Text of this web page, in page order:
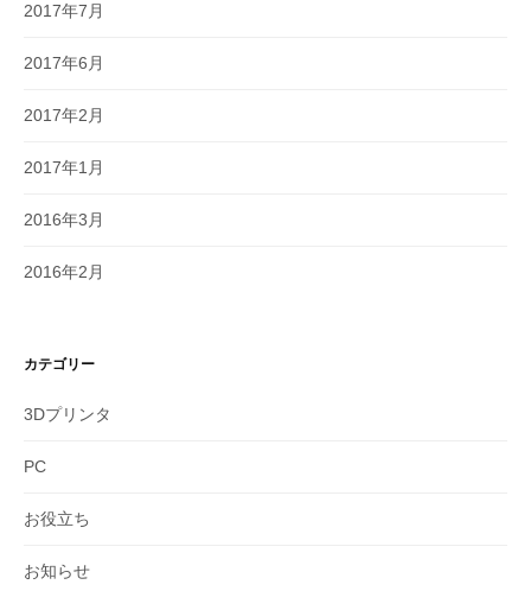
2017年7月
2017年6月
2017年2月
2017年1月
2016年3月
2016年2月
カテゴリー
3Dプリンタ
PC
お役立ち
お知らせ